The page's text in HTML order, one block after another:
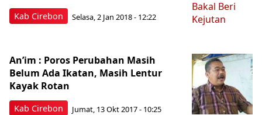
Kab Cirebon Selasa, 2 Jan 2018 - 12:22
Kab Cirebon
An’im : Poros Perubahan Masih
Belum Ada Ikatan, Masih Lentur
Kayak Rotan
Jumat, 13 Okt 2017 - 10:25